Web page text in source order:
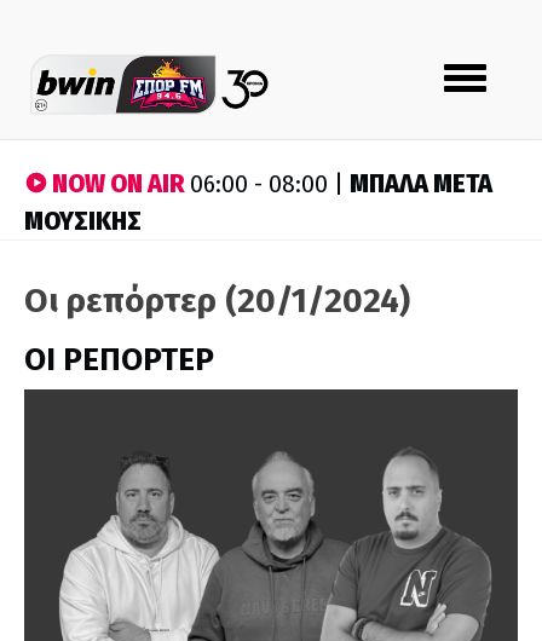
Toggle
navigation
NOW ON AIR06:00 - 08:00 | ΜΠΑΛΑ ΜΕΤΑ
ΜΟΥΣΙΚΗΣ
Οι ρεπόρτερ (20/1/2024)
ΟΙ ΡΕΠΟΡΤΕΡ